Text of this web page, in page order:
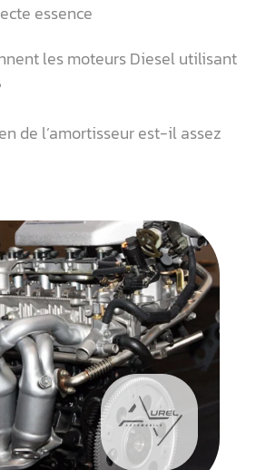
essence
les moteurs Diesel utilisant
de l’amortisseur est-il assez